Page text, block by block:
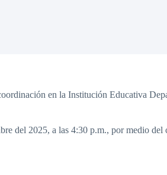
en la Institución Educativa
del 2025, a las 4:30 p.m., por medio del